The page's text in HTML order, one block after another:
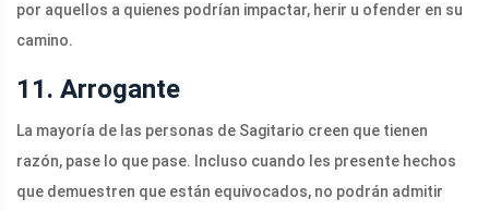
por aquellos a quienes podrían impactar, herir u ofender en su
camino.
11. Arrogante
La mayoría de las personas de Sagitario creen que tienen
razón, pase lo que pase. Incluso cuando les presente hechos
que demuestren que están equivocados, no podrán admitir